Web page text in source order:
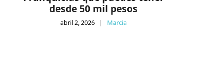
desde 50 mil pesos
abril 2, 2026 | Marcia